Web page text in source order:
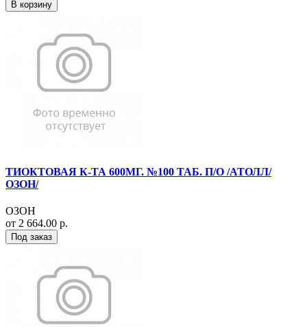
В корзину
ТИОКТОВАЯ К-ТА 600МГ. №100 ТАБ. П/О /АТОЛЛ/
ОЗОН/
ОЗОН
от 2 664.00 р.
Под заказ